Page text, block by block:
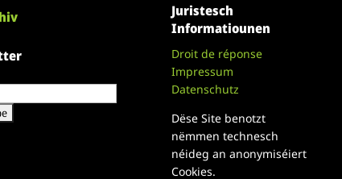
Juristesch
Informatiounen
Droit de réponse
Impressum
Datenschutz
Dëse Site benotzt
nëmmen technesch
néideg an anonymiséiert
Cookies.